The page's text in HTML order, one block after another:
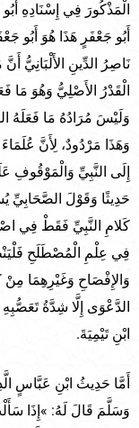
الْمَذْكُورَ فِي إِسْنَادِهِ
أَبُو جَعْفَرٍ هَذَا هُوَ أَبُو
نَاصِرُ الدِّينِ الأَلْبَانِيُّ
الْقَدْرُ الأَصْلِيُّ وَهُوَ مَا
وَلَيْسَ مُرَادُهُ مَا فَعَلَهُ
وَهَذَا مَرْدُودٌ، لِأَنَّ
إِلَى النَّبِيِّ وَالْمَوْقُوفِ
حَدِيثًا وَقَوْلَ
كَلامِ النَّبِيِّ فَقَطْ فِي
فِي عِلْمِ الْمُصْطَلَحِ
وَالإِفْصَاحِ وَغَيْرِهِمَا مِنْ
الدَّعْوَى إِلَّا شِدَّةُ تَعَصُّبِهِ
ابْنِ تَيْمِيَةَ.
أَمَّا حَدِيثُ ابْنِ عَبَّاسٍ
وَسَلَّمَ قَالَ لَهُ: »إِذَا